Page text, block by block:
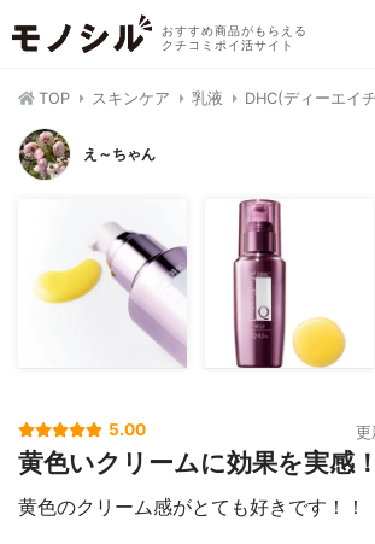
おすすめ商品がもらえる
クチコミポイ活サイト
TOP スキンケア 乳液 DHC(ディーエイ
え～ちゃん
5.00 更
黄色いクリームに効果を実感！
黄色のクリーム感がとても好きです！！